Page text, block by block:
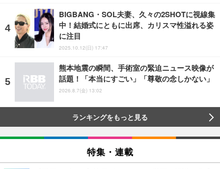
BIGBANG・SOL夫妻、久々の2SHOTに視線集
中！結婚式にともに出席、カリスマ性溢れる姿
に注目
2025.10.12(日) 17:47
熊本地震の瞬間、手術室の緊迫ニュース映像が
話題！「本当にすごい」「尊敬の念しかない」
2026.8.7(金) 13:02
ランキングをもっと見る
特集・連載